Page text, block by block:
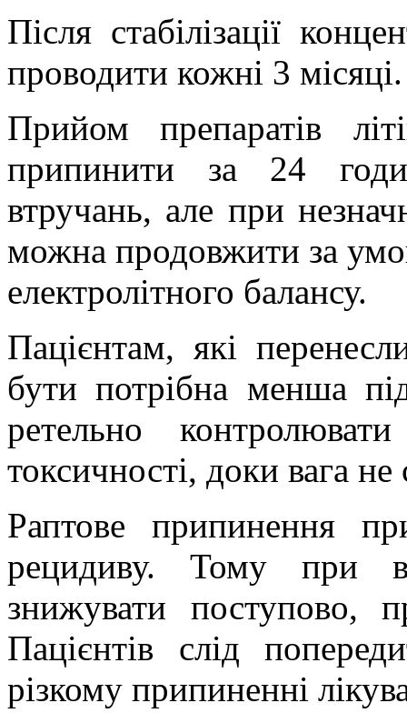
Після стабілізації
проводити кожні 3 місяці.
Прийом препаратів
припинити за 24
втручань, але при
можна продовжити за
електролітного балансу.
Пацієнтам, які
бути потрібна менша
ретельно
токсичності, доки вага не
Раптове припинення
рецидиву. Тому при
знижувати
поступово,
Пацієнтів слід
різкому припиненні